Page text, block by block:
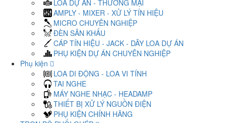
LOA DỰ ÁN - THƯƠNG MẠI
AMPLY - MIXER - XỬ LÝ TÍN HIỆU
MICRO CHUYÊN NGHIỆP
ĐÈN SÂN KHẤU
CÁP TÍN HIỆU - JACK - DÂY LOA DỰ ÁN
PHỤ KIỆN DỰ ÁN CHUYÊN NGHIỆP
Phụ kiện
LOA DI ĐỘNG - LOA VI TÍNH
TAI NGHE
MÁY NGHE NHẠC - HEADAMP
THIẾT BỊ XỬ LÝ NGUỒN ĐIỆN
PHỤ KIỆN CHÍNH HÃNG